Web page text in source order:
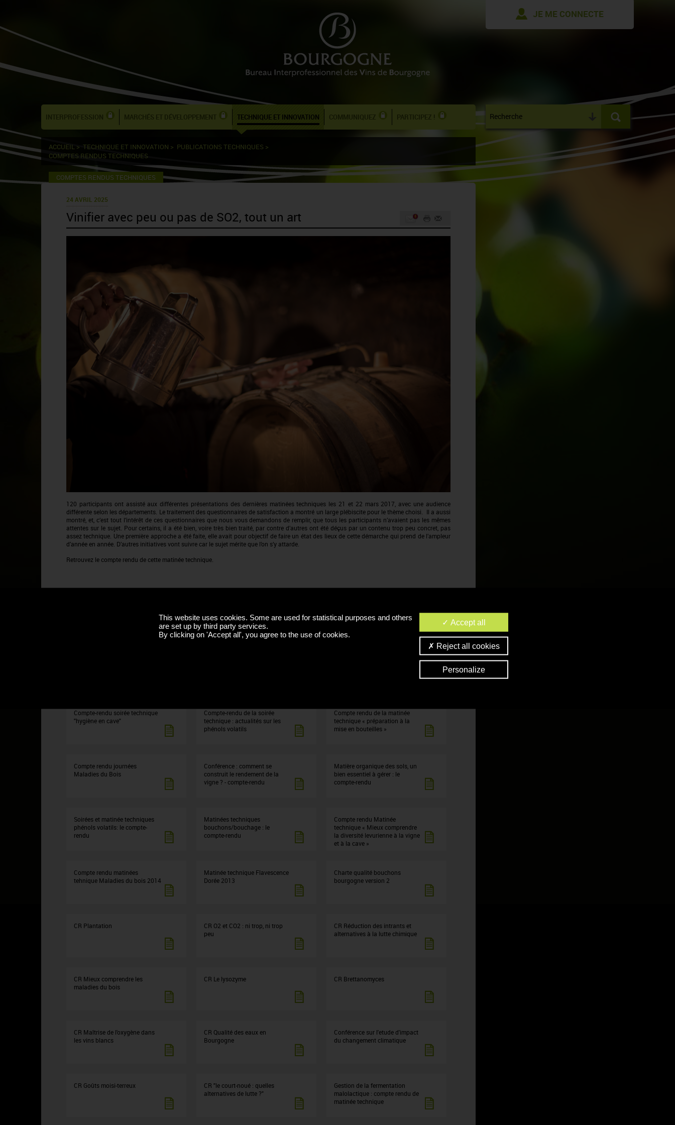
INTERPROFESSION MARCHÉS ET DÉVELOPPEMENT TECHNIQUE ET INNOVATION COMMUNIQUEZ PARTICIPEZ !
ACCUEIL > TECHNIQUE ET INNOVATION > PUBLICATIONS TECHNIQUES >
COMPTES RENDUS TECHNIQUES
JE ME CONNECTE
COMPTES RENDUS TECHNIQUES
24 AVRIL 2025
Vinifier avec peu ou pas de SO2, tout un art
120 participants ont assisté aux différentes présentations des dernières matinées techniques les 21 et 22 mars 2017, avec une audience
différente selon les départements. Le traitement des questionnaires de satisfaction a montré un large plébiscite pour le thème choisi. Il a aussi
montré, et, c’est tout l’intérêt de ces questionnaires que nous vous demandons de remplir, que tous les participants n’avaient pas les mêmes
attentes sur le sujet. Pour certains, il a été bien, voire très bien traité, par contre d’autres ont été déçus par un contenu trop peu concret, pas
assez technique. Une première approche a été faite, elle avait pour objectif de faire un état des lieux de cette démarche qui prend de l’ampleur
d’année en année. D’autres initiatives vont suivre car le sujet mérite que l’on s’y attarde.
Retrouvez le compte rendu de cette matinée technique.
domitille.brosseau@bivb.com
Compte rendu matinée technique : Vinifier avec peu ou pas de SO2,
Compte-rendu soirée technique
"hygiène en cave"
Compte-rendu de la soirée
technique : actualités sur les
phénols volatils
Compte rendu de la matinée
technique « préparation à la
mise en bouteilles »
Compte rendu journées
Maladies du Bois
Conférence : comment se
construit le rendement de la
vigne ? - compte-rendu
Matière organique des sols, un
bien essentiel à gérer : le
compte-rendu
Soirées et matinée techniques
phénols volatils: le compte-
rendu
Matinées techniques
bouchons/bouchage : le
compte-rendu
Compte rendu Matinée
technique « Mieux comprendre
la diversité levurienne à la vigne
et à la cave »
Compte rendu matinées
tehnique Maladies du bois 2014
Matinée technique Flavescence
Dorée 2013
Charte qualité bouchons
bourgogne version 2
CR Plantation
CR O2 et CO2 : ni trop, ni trop
peu
CR Réduction des intrants et
alternatives à la lutte chimique
CR Mieux comprendre les
maladies du bois
CR Le lysozyme CR Brettanomyces
CR Maîtrise de l'oxygène dans
les vins blancs
CR Qualité des eaux en
Bourgogne
Conférence sur l'etude d'impact
du changement climatique
CR Goûts moisi-terreux
CR "le court-noué : quelles
alternatives de lutte ?"
Gestion de la fermentation
malolactique : compte rendu de
matinée technique
This website uses cookies. Some are used for statistical purposes and others
are set up by third party services.
By clicking on 'Accept all', you agree to the use of cookies.
Accept all
Reject all cookies
Personalize